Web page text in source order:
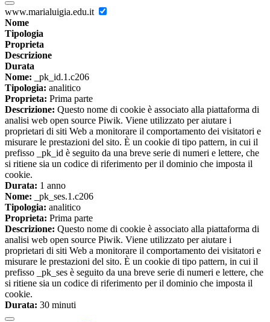
www.marialuigia.edu.it
Nome
Tipologia
Proprieta
Descrizione
Durata
Nome: _pk_id.1.c206
Tipologia: analitico
Proprieta: Prima parte
Descrizione: Questo nome di cookie è associato alla piattaforma di
analisi web open source Piwik. Viene utilizzato per aiutare i
proprietari di siti Web a monitorare il comportamento dei visitatori e
misurare le prestazioni del sito. È un cookie di tipo pattern, in cui il
prefisso _pk_id è seguito da una breve serie di numeri e lettere, che
si ritiene sia un codice di riferimento per il dominio che imposta il
cookie.
Durata: 1 anno
Nome: _pk_ses.1.c206
Tipologia: analitico
Proprieta: Prima parte
Descrizione: Questo nome di cookie è associato alla piattaforma di
analisi web open source Piwik. Viene utilizzato per aiutare i
proprietari di siti Web a monitorare il comportamento dei visitatori e
misurare le prestazioni del sito. È un cookie di tipo pattern, in cui il
prefisso _pk_ses è seguito da una breve serie di numeri e lettere, che
si ritiene sia un codice di riferimento per il dominio che imposta il
cookie.
Durata: 30 minuti